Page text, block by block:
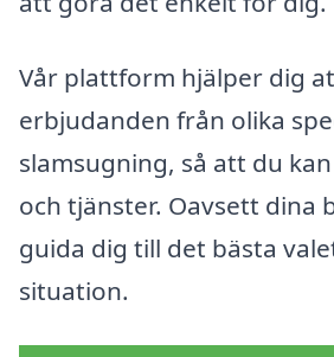
Vår plattform hjälper dig
erbjudanden från olika
slamsugning, så att du
och tjänster. Oavsett dina
guida dig till det bästa
situation.